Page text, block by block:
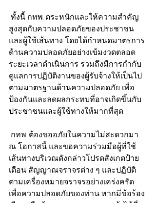
สูงสุดกับความปลอดภัยของประชาชน
และผู้ใช้เส้นทาง โดยได้กำหนดมาตรการ
ด้านความปลอดภัยอย่างเข้มงวดตลอด
ระยะเวลาดำเนินการ รวมถึงมีการกำกับ
ดูแลการปฏิบัติงานของผู้รับจ้างให้เป็นไป
ตามมาตรฐานด้านความปลอดภัย เพื่อ
ป้องกันและลดผลกระทบที่อาจเกิดขึ้นกับ
ประชาชนและผู้ใช้ทางให้มากที่สุด
ณ โอกาสนี้ และขอความร่วมมือผู้ที่ใช้
เส้นทางบริเวณดังกล่าวโปรดสังเกตป้าย
เตือน สัญญาณจราจรต่าง ๆ และปฏิบัติ
ตามเครื่องหมายจราจรอย่างเคร่งครัด
เพื่อความปลอดภัยของท่าน หากมีข้อร้อง